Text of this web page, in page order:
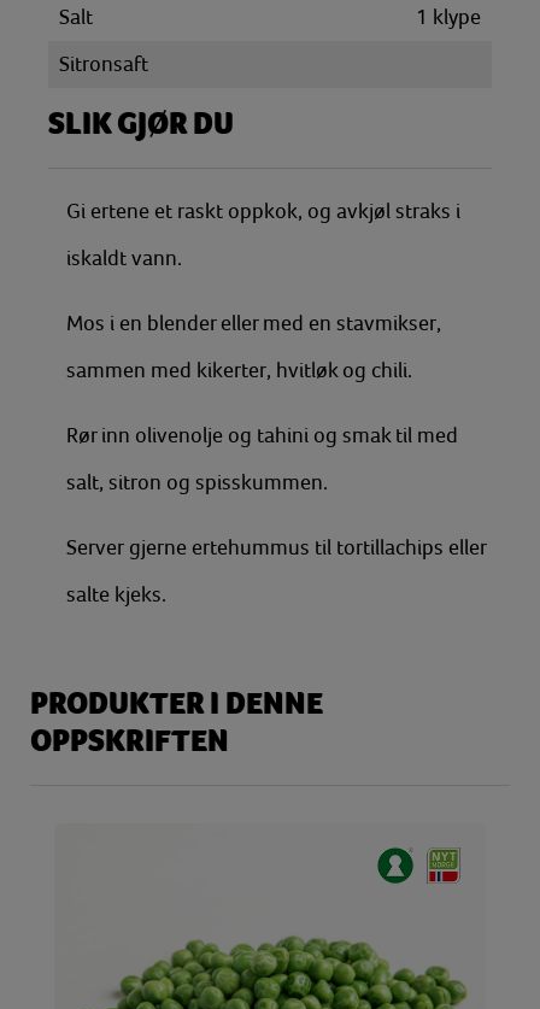
Salt
1 klype
Sitronsaft
SLIK GJØR DU
Gi ertene et raskt oppkok, og avkjøl straks i
iskaldt vann.
Mos i en blender eller med en stavmikser,
sammen med kikerter, hvitløk og chili.
Rør inn olivenolje og tahini og smak til med
salt, sitron og spisskummen.
Server gjerne ertehummus til tortillachips eller
salte kjeks.
PRODUKTER I DENNE
OPPSKRIFTEN